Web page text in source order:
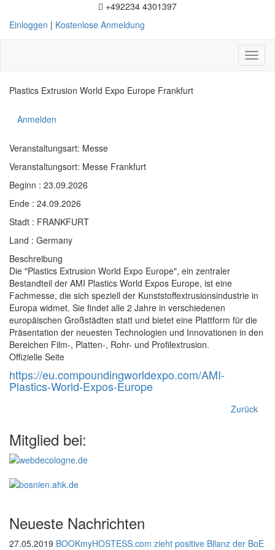
+492234 4301397
Einloggen | Kostenlose Anmeldung
Plastics Extrusion World Expo Europe Frankfurt
Anmelden
Veranstaltungsart: Messe
Veranstaltungsort: Messe Frankfurt
Beginn : 23.09.2026
Ende : 24.09.2026
Stadt : FRANKFURT
Land : Germany
Beschreibung
Die "Plastics Extrusion World Expo Europe", ein zentraler
Bestandteil der AMI Plastics World Expos Europe, ist eine
Fachmesse, die sich speziell der Kunststoffextrusionsindustrie in
Europa widmet. Sie findet alle 2 Jahre in verschiedenen
europäischen Großstädten statt und bietet eine Plattform für die
Präsentation der neuesten Technologien und Innovationen in den
Bereichen Film-, Platten-, Rohr- und Profilextrusion.
Offizielle Seite
https://eu.compoundingworldexpo.com/AMI-
Plastics-World-Expos-Europe
Zurück
Mitglied bei:
Neueste Nachrichten
27.05.2019 BOOKmyHOSTESS.com zieht positive Bilanz der BoE